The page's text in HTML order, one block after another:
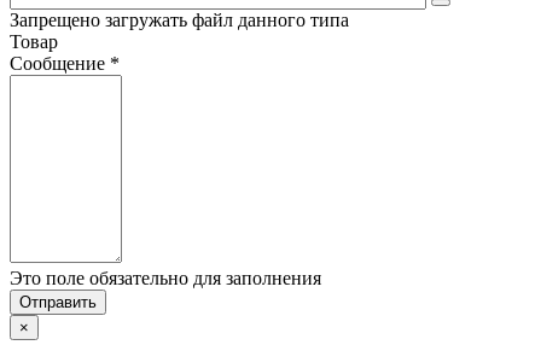
Запрещено загружать файл данного типа
Товар
Сообщение *
Это поле обязательно для заполнения
×